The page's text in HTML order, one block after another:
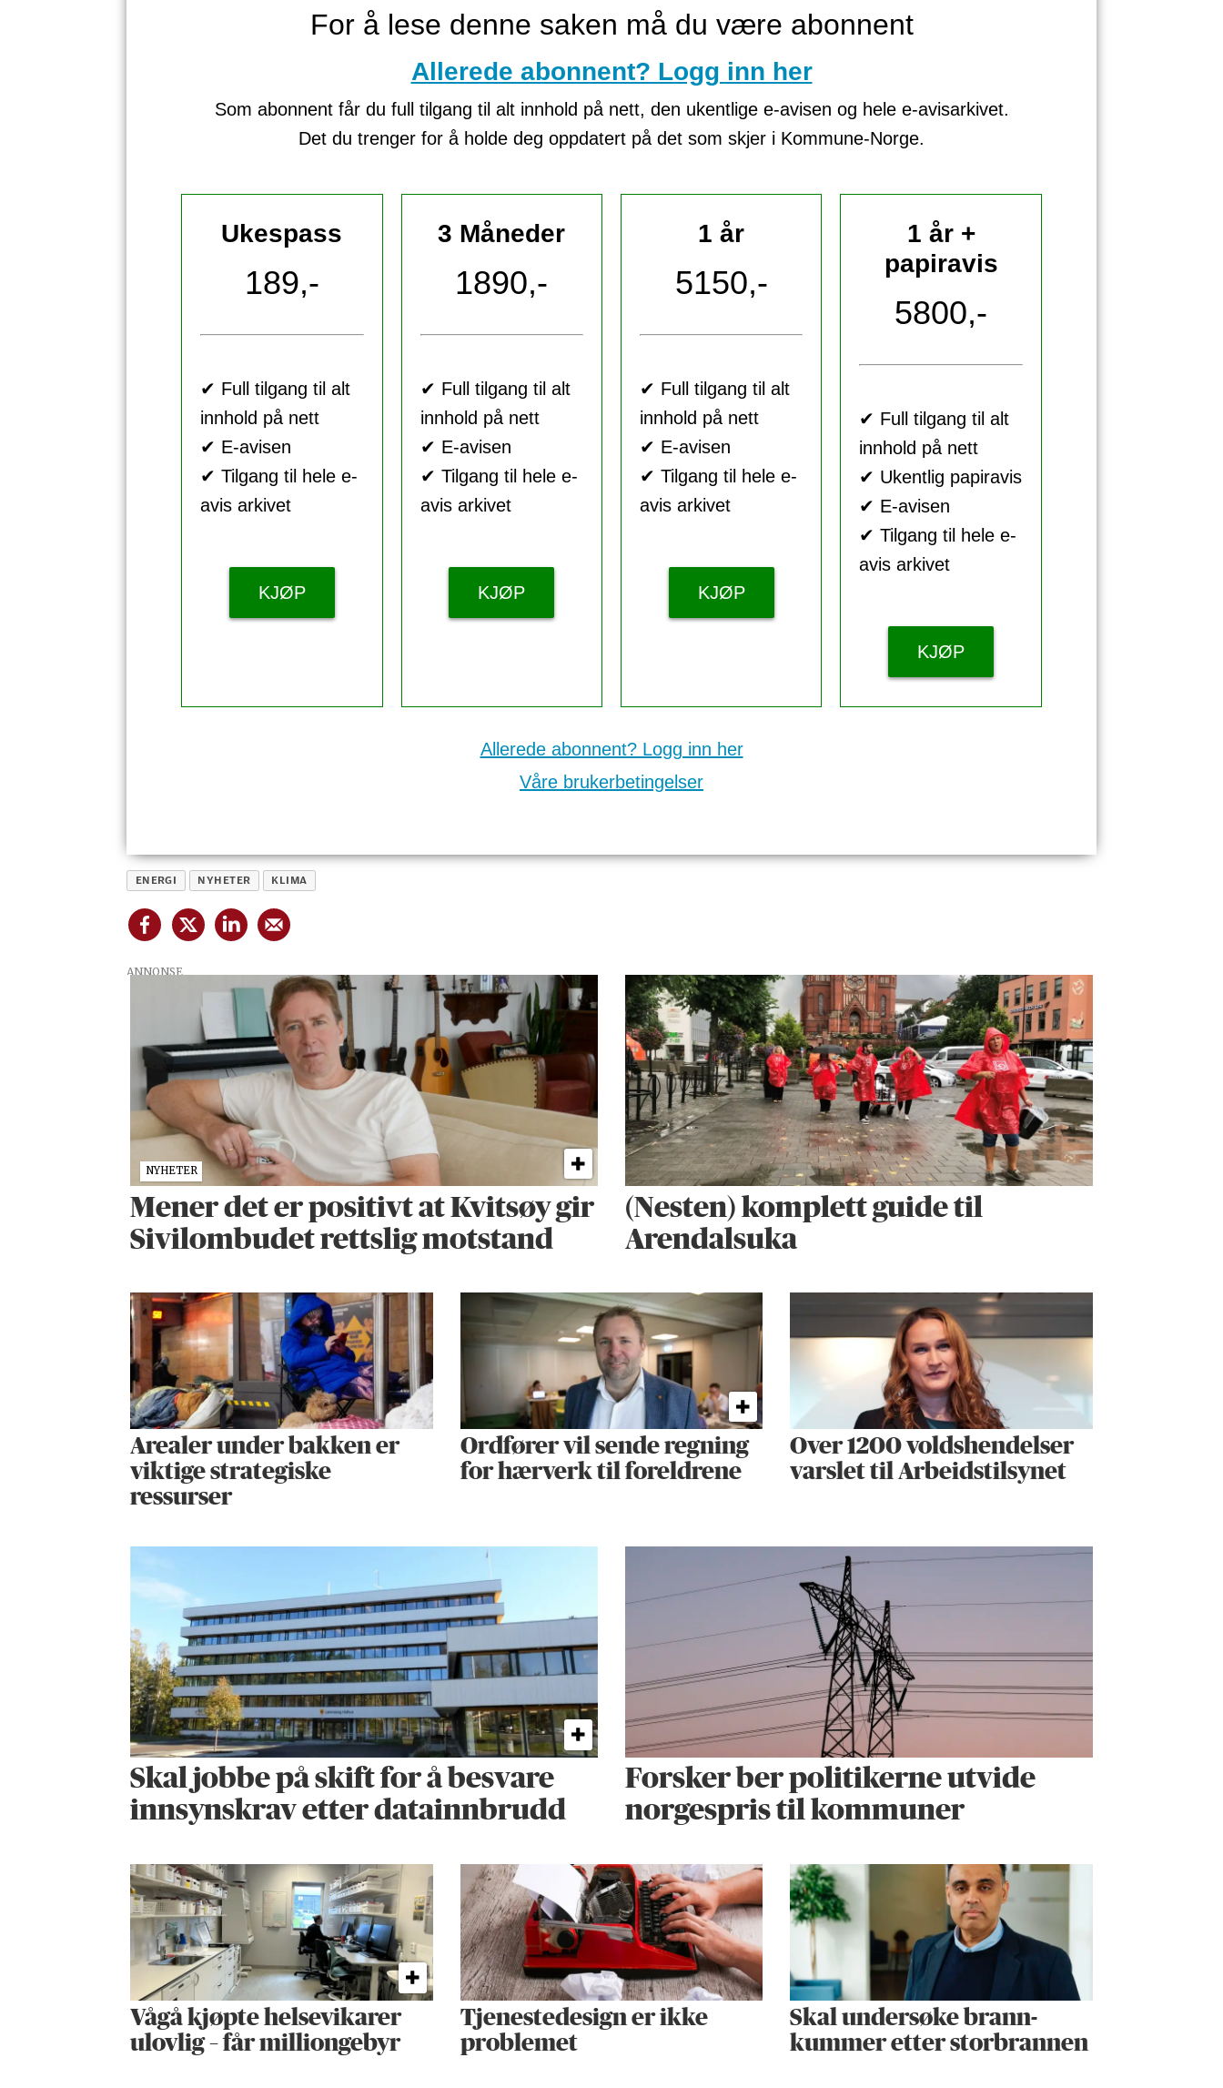
For å lese denne saken må du være abonnent
Allerede abonnent? Logg inn her
Som abonnent får du full tilgang til alt innhold på nett, den ukentlige e-avisen og hele e-avisarkivet.
Det du trenger for å holde deg oppdatert på det som skjer i Kommune-Norge.
Ukespass
189,-
✔ Full tilgang til alt
innhold på nett
✔ E-avisen
✔ Tilgang til hele e-
avis arkivet
KJØP
3 Måneder
1890,-
✔ Full tilgang til alt
innhold på nett
✔ E-avisen
✔ Tilgang til hele e-
avis arkivet
KJØP
1 år
5150,-
✔ Full tilgang til alt
innhold på nett
✔ E-avisen
✔ Tilgang til hele e-
avis arkivet
KJØP
1 år +
papiravis
5800,-
✔ Full tilgang til alt
innhold på nett
✔ Ukentlig papiravis
✔ E-avisen
✔ Tilgang til hele e-
avis arkivet
KJØP
Allerede abonnent? Logg inn her
Våre brukerbetingelser
ENERGI NYHETER KLIMA
ANNONSE
NYHETER
Mener det er positivt at Kvitsøy gir
Sivilombudet rettslig motstand
(Nesten) komplett guide til
Arendalsuka
Arealer under bakken er
viktige strategiske
ressurser
Ordfører vil sende regning
for hærverk til foreldrene
Over 1200 voldshendelser
varslet til Arbeidstilsynet
Skal jobbe på skift for å besvare
innsynskrav etter datainnbrudd
Forsker ber politikerne utvide
norgespris til kommuner
Vågå kjøpte helse­vikarer
ulovlig – får milliongebyr
Tjenestedesign er ikke
problemet
Skal undersøke brann­
kummer etter storbrannen